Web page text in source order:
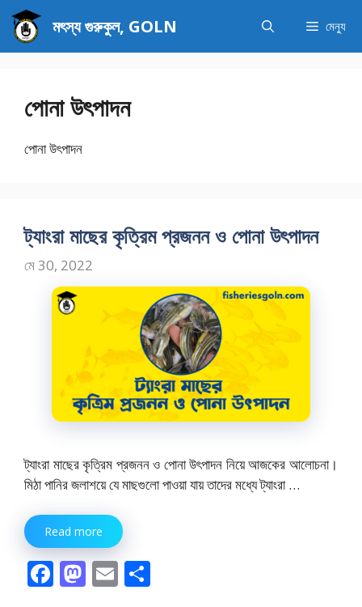
এড়িেয়
লেখায়
যান
মৎস্য গুরুকুল, GOLN মেন্যু
পোনা উৎপাদন
পোনা উৎপাদন
ট্যাংরা মাছের কৃত্রিম প্রজনন ও পোনা উৎপাদন
মে 30, 2022
ট্যাংরা মাছের কৃত্রিম প্রজনন ও পোনা উৎপাদন নিয়ে আজকের আলোচনা।
মিঠা পানির জলাশয়ে যে মাছগুলো পাওয়া যায় তাদের মধ্যে ট্যাংরা …
Read more
F M E